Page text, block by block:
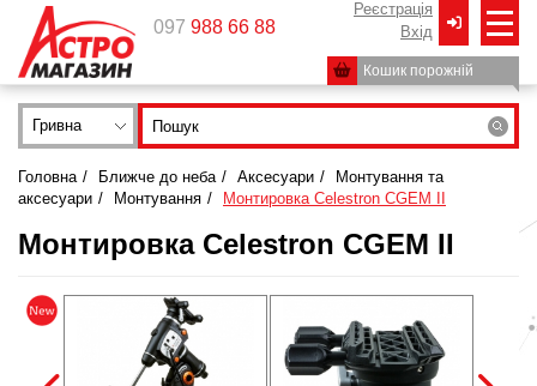
097 988 66 88
Реєстрація
Вxід
Кошик порожній
Гривна
Головна / Ближче до неба / Аксесуари /
Монтування та
аксесуари / Монтування / Монтировка Celestron CGEM II
Монтировка Celestron CGEM II